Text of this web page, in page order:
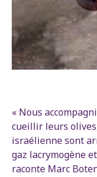
« Nous
cueillir leurs
israélienne sont
gaz lacrymogène
raconte Marc